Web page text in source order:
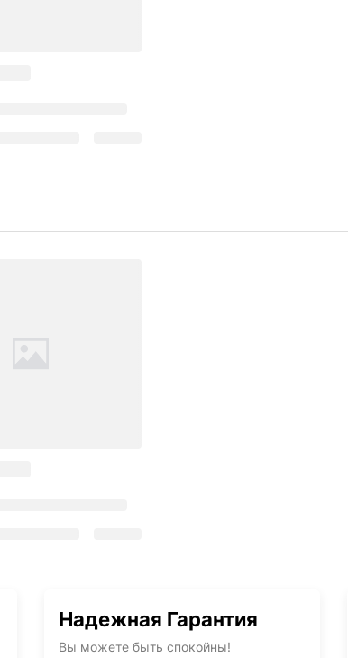
Надежная Гарантия
Вы можете быть спокойны!